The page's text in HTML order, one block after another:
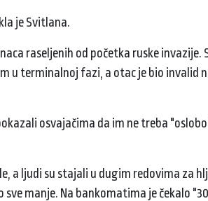
je Svitlana.
raseljenih od početka ruske invazije.
u terminalnoj fazi, a otac je bio invalid
osvajačima da im ne treba
a ljudi su stajali u dugim redovima za
manje. Na bankomatima je čekalo